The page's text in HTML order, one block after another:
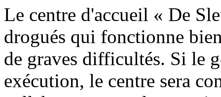
Le centre d'accueil « De
drogués qui fonctionne
de graves difficultés. Si le
exécution, le centre sera